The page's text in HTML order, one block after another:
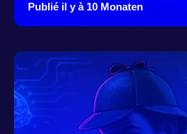
Publié il y à 10 Monaten